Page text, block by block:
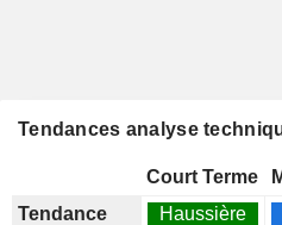
Tendances analyse
Court Terme
Tendance
Haussière